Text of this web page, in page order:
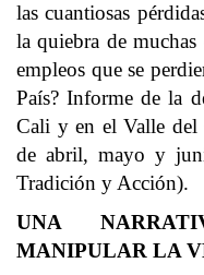
las cuantiosas
la quiebra de
empleos que se
País? Informe de la
Cali y en el Valle del
de abril, mayo y
Tradición y Acción).
UNA
MANIPULAR LA